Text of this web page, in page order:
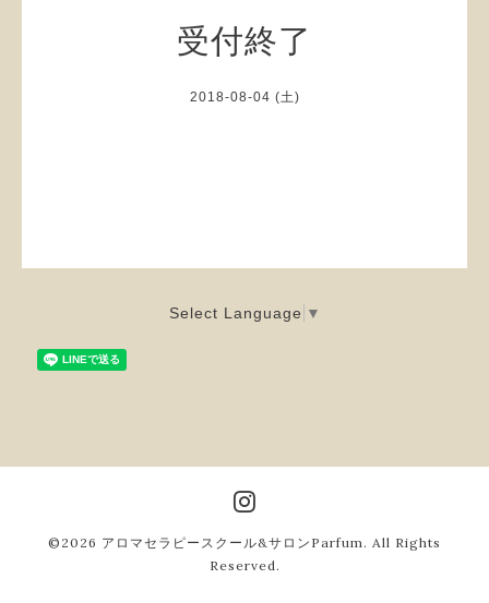
受付終了
2018-08-04 (土)
Select Language ▼
©2026 アロマセラピースクール&サロンParfum . All Rights
Reserved.